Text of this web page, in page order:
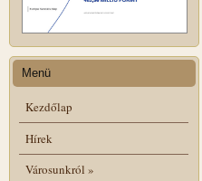
Menü
Kezdőlap
Hírek
Városunkról »